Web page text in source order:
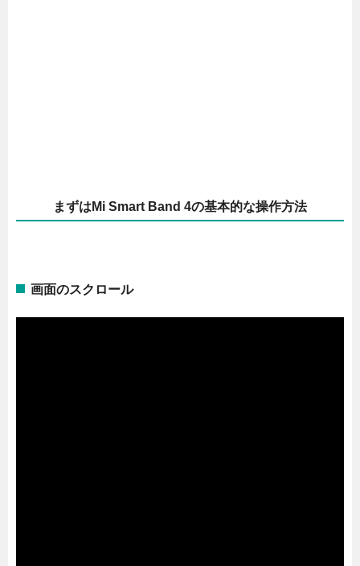
まずはMi Smart Band 4の基本的な操作方法
画面のスクロール